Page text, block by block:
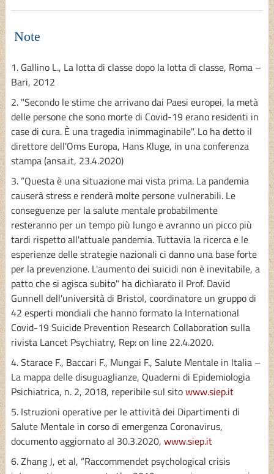
Note
1. Gallino L., La lotta di classe dopo la lotta di classe, Roma –
Bari, 2012
2. "Secondo le stime che arrivano dai Paesi europei, la metà
delle persone che sono morte di Covid-19 erano residenti in
case di cura. È una tragedia inimmaginabile". Lo ha detto il
direttore dell'Oms Europa, Hans Kluge, in una conferenza
stampa (ansa.it, 23.4.2020)
3. ”Questa è una situazione mai vista prima. La pandemia
causerà stress e renderà molte persone vulnerabili. Le
conseguenze per la salute mentale probabilmente
resteranno per un tempo più lungo e avranno un picco più
tardi rispetto all'attuale pandemia. Tuttavia la ricerca e le
esperienze delle strategie nazionali ci danno una base forte
per la prevenzione. L'aumento dei suicidi non è inevitabile, a
patto che si agisca subito" ha dichiarato il Prof. David
Gunnell dell'università di Bristol, coordinatore un gruppo di
42 esperti mondiali che hanno formato la International
Covid-19 Suicide Prevention Research Collaboration sulla
rivista Lancet Psychiatry, Rep: on line 22.4.2020.
4. Starace F., Baccari F., Mungai F., Salute Mentale in Italia –
La mappa delle disuguaglianze, Quaderni di Epidemiologia
Psichiatrica, n. 2, 2018, reperibile sul sitowww.siep.it
5. Istruzioni operative per le attività dei Dipartimenti di
Salute Mentale in corso di emergenza Coronavirus,
documento aggiornato al 30.3.2020, www.siep.it
6. Zhang J, et al, “Raccommendet psychological crisis